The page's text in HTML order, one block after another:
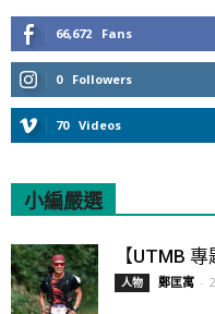
66,672 Fans
0 Followers
70 Videos
小編嚴選
【UTMB
人物 鄭匡寓 -